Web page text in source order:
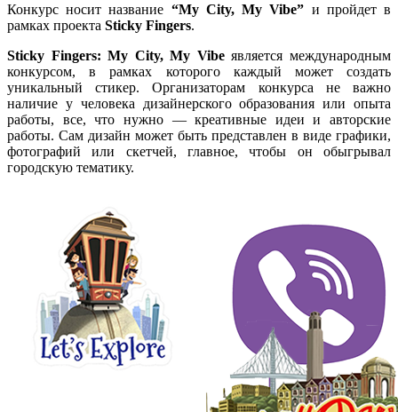
Конкурс носит название “My City, My Vibe” и пройдет в
рамках проекта Sticky Fingers.
Sticky Fingers: My City, My Vibeявляется международным
конкурсом, в рамках которого каждый может создать
уникальный стикер. Организаторам конкурса не важно
наличие у человека дизайнерского образования или опыта
работы, все, что нужно — креативные идеи и авторские
работы. Сам дизайн может быть представлен в виде графики,
фотографий или скетчей, главное, чтобы он обыгрывал
городскую тематику.